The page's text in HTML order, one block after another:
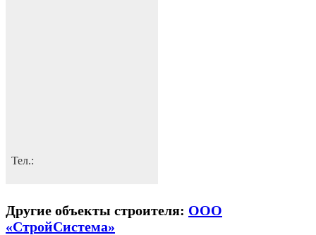
Тел.:
Другие объекты строителя: ООО
«СтройСистема»